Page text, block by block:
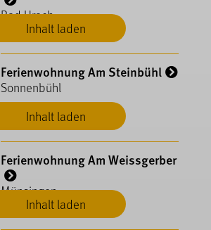
Inhalt laden
Bad Urach
Inhalt laden
Ferienwohnung Am Steinbühl
Sonnenbühl
Inhalt laden
Ferienwohnung Am Weissgerber
Münsingen